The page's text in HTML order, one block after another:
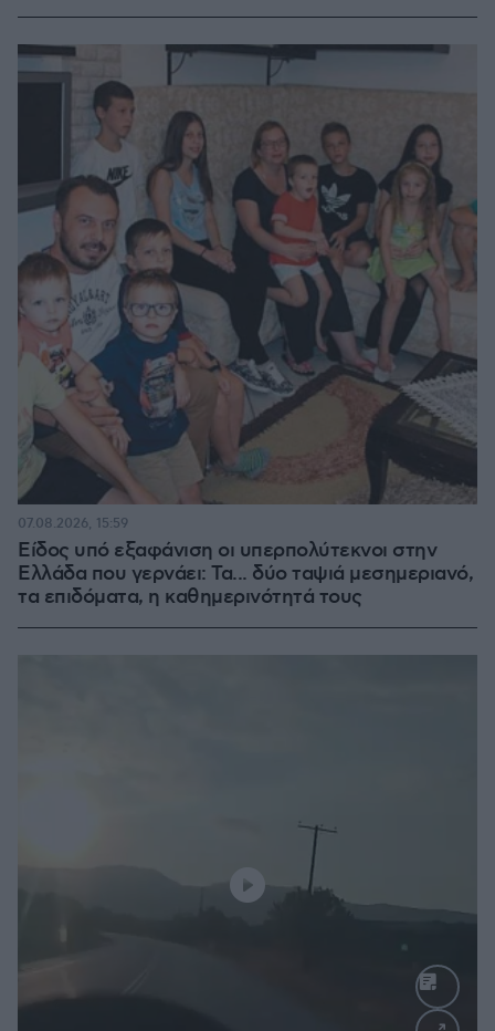
Είδος υπό εξαφάνιση οι υπερπολύτεκνοι στην
Ελλάδα που γερνάει: Τα... δύο ταψιά μεσημεριανό,
τα επιδόματα, η καθημερινότητά τους
07.08.2026, 15:59